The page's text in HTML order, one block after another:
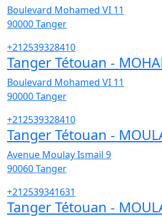
Boulevard Mohamed VI 11
90000Tanger
+212539328410
Tanger Tétouan -
Boulevard Mohamed VI 11
90000Tanger
+212539328410
Tanger Tétouan -
Avenue Moulay Ismail 9
90060Tanger
+212539341631
Tanger Tétouan -